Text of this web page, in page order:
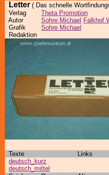
Letter ( Das schnelle
Verlag
Theta Promotion
Autor
Sohre Michael Falkhof
Grafik
Sohre Michael
Redaktion
Texte Links
deutsch_kurz
deutsch_mittel